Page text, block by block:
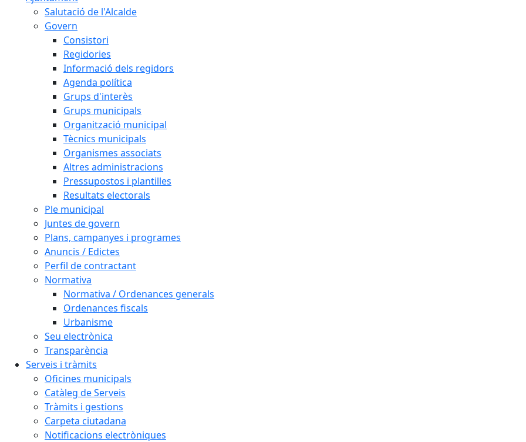
Salutació de l'Alcalde
Govern
Consistori
Regidories
Informació dels regidors
Agenda política
Grups d'interès
Grups municipals
Organització municipal
Tècnics municipals
Organismes associats
Altres administracions
Pressupostos i plantilles
Resultats electorals
Ple municipal
Juntes de govern
Plans, campanyes i programes
Anuncis / Edictes
Perfil de contractant
Normativa
Normativa / Ordenances generals
Ordenances fiscals
Urbanisme
Seu electrònica
Transparència
Serveis i tràmits
Oficines municipals
Catàleg de Serveis
Tràmits i gestions
Carpeta ciutadana
Notificacions electròniques